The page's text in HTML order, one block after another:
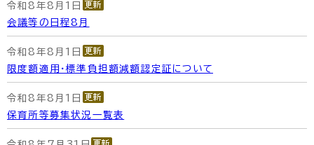
令和8年8月1日
会議等の日程8月
令和8年8月1日
限度額適用・標準負担額減額認定証について
令和8年8月1日
保育所等募集状況一覧表